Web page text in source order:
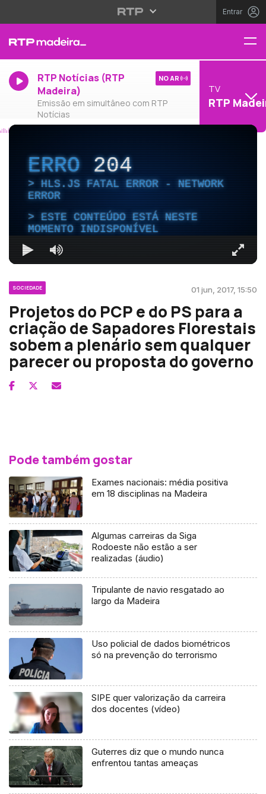
Entrar
RTP Notícias (RTP
Madeira)
Emissão em simultâneo com RTP
Notícias
NO AR
TV
RTP
ERRO204
HLS.JS FATAL ERROR - NETWORK
ERROR
ESTE CONTEÚDO ESTÁ NESTE
MOMENTO INDISPONÍVEL
SOCIEDADE 01 jun, 2017, 15:50
Projetos do PCP e do PS para a
criação de Sapadores Florestais
sobem a plenário sem qualquer
parecer ou proposta do governo
Pode também gostar
Exames nacionais: média positiva
em 18 disciplinas na Madeira
Algumas carreiras da Siga
Rodoeste não estão a ser
realizadas (áudio)
Tripulante de navio resgatado ao
largo da Madeira
Uso policial de dados biométricos
só na prevenção do terrorismo
SIPE quer valorização da carreira
dos docentes (vídeo)
Guterres diz que o mundo nunca
enfrentou tantas ameaças